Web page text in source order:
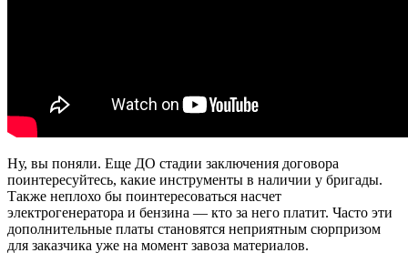
Ну, вы поняли. Еще ДО стадии заключения договора
поинтересуйтесь, какие инструменты в наличии у бригады.
Также неплохо бы поинтересоваться насчет
электрогенератора и бензина — кто за него платит. Часто эти
дополнительные платы становятся неприятным сюрпризом
для заказчика уже на момент завоза материалов.